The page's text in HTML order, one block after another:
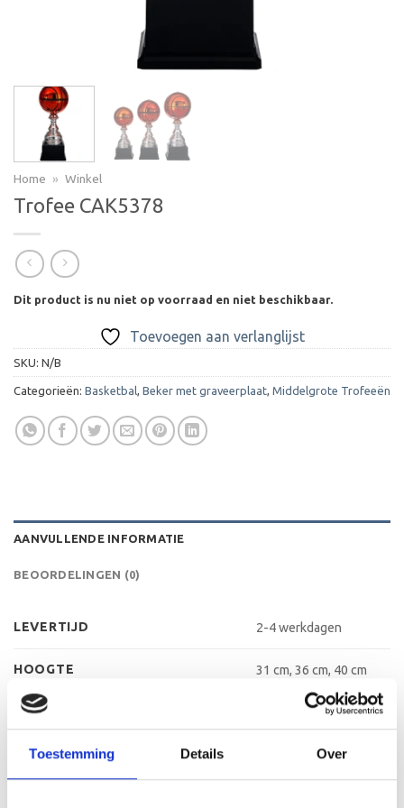
Toestemming Details Over
Home » Winkel
Trofee CAK5378
Dit product is nu niet op voorraad en niet beschikbaar.
Toevoegen aan verlanglijst
SKU: N/B
Categorieën: Basketbal, Beker met graveerplaat, Middelgrote Trofeeën
AANVULLENDE INFORMATIE
BEOORDELINGEN (0)
LEVERTIJD 2-4 werkdagen
HOOGTE 31 cm, 36 cm, 40 cm
KLEUR Zilver, Rood
MATERIAAL TROFEE Kunststof, Metaal